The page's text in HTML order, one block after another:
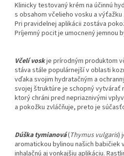
Klinicky testovaný krém na účinnú
s obsahom včelieho vosku a
Pri pravidelnej aplikácii zostáva
Príjemný pocit je umocnený jemnou
Včelí voskje prírodným produktom
stáva stále populárnejší v oblasti
vďaka svojim hydratačným a
svojej štruktúre je schopný vytvárať
ktorý chráni pred nepriaznivými
a pokožku zvláčňuje, preto je
Dúška tymianová(Thymus vulgaris)
aromatickou bylinou našich babičiek
inhalačnú aj vonkajšiu aplikáciu.